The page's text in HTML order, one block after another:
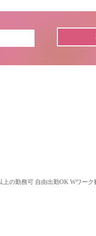
の勤務可 自由出勤OK Wワーク